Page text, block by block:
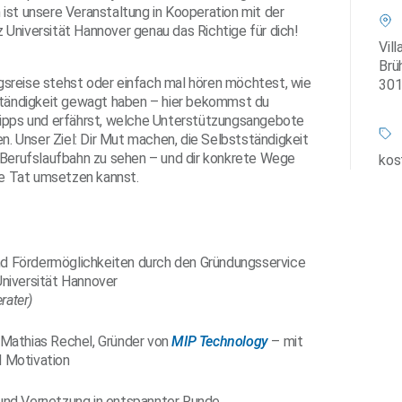
unsere Veranstaltung in Kooperation mit der
Universität Hannover genau das Richtige für dich!
stehst oder einfach mal hören möchtest, wie
gewagt haben – hier bekommst du
und erfährst, welche Unterstützungsangebote
Unser Ziel: Dir Mut machen, die Selbstständigkeit
zu sehen – und dir konkrete Wege
Tat umsetzen kannst.
Fördermöglichkeiten durch den Gründungsservice
Hannover
Rechel, Gründer vonMIP Technology– mit
Motivation